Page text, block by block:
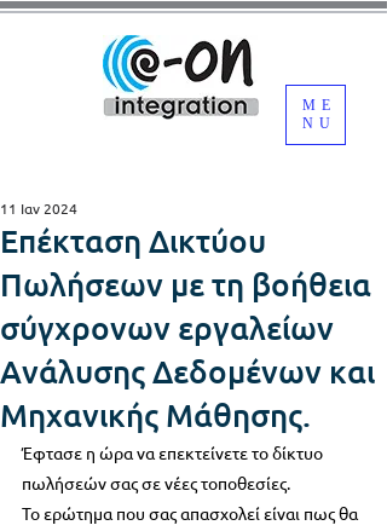
ME
NU
Επέκταση Δικτύου
Πωλήσεων με τη βοήθεια
σύγχρονων εργαλείων
Ανάλυσης Δεδομένων και
Μηχανικής Μάθησης.
11 Ιαν 2024
Έφτασε η ώρα να επεκτείνετε το δίκτυο
πωλήσεών σας σε νέες τοποθεσίες.
Το ερώτημα που σας απασχολεί είναι πως θα